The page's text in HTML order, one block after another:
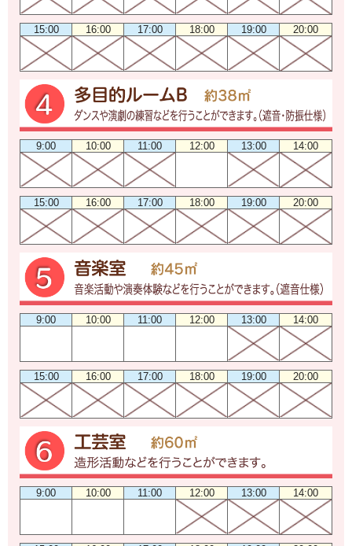
15:00 16:00 17:00 18:00 19:00 20:00
9:00 10:00 11:00 12:00 13:00 14:00
15:00 16:00 17:00 18:00 19:00 20:00
9:00 10:00 11:00 12:00 13:00 14:00
15:00 16:00 17:00 18:00 19:00 20:00
9:00 10:00 11:00 12:00 13:00 14:00